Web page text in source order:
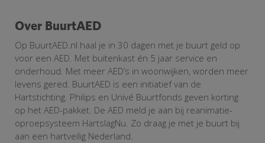
Over BuurtAED
Op BuurtAED.nl haal je in 30 dagen met je buurt geld op
voor een AED. Met buitenkast én 5 jaar service en
onderhoud. Met meer AED’s in woonwijken, worden meer
levens gered. BuurtAED is een initiatief van de
Hartstichting. Philips en Univé Buurtfonds geven korting
op het AED-pakket. De AED meld je aan bij reanimatie-
oproepsysteem HartslagNu. Zo draag je met je buurt bij
aan een hartveilig Nederland.